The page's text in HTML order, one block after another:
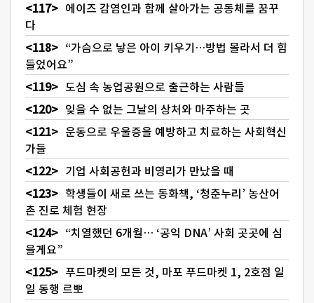
에이즈 감염인과 함께 살아가는 공동체를 꿈꾸
다
“가슴으로 낳은 아이 키우기…방법 몰라서 더 힘
들었어요”
도심 속 농업공원으로 출근하는 사람들
잊을 수 없는 그날의 상처와 마주하는 곳
운동으로 우울증을 예방하고 치료하는 사회혁신
가들
기업 사회공헌과 비영리가 만났을 때
학생들이 새로 쓰는 동화책, ‘청춘누리’ 농산어
촌 진로 체험 현장
“치열했던 6개월… ‘공익 DNA’ 사회 곳곳에 심
을게요”
푸드마켓의 모든 것, 마포 푸드마켓 1, 2호점 일
일 동행 르뽀